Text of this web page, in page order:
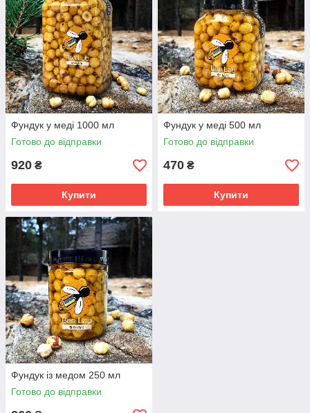
Фундук у меді 1000 мл
Готово до відправки
920 ₴
Купити
Фундук у меді 500 мл
Готово до відправки
470 ₴
Купити
Фундук із медом 250 мл
Готово до відправки